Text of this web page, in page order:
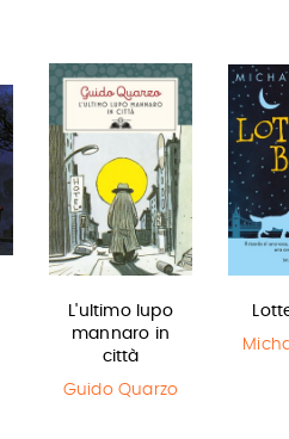
L'ultimo lupo
mannaro in
città
Guido Quarzo